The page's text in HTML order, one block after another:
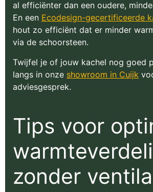
al efficiënter dan een oudere,
En een Ecodesign-gecertificeerde
hout zo efficiënt dat er minder
via de schoorsteen.
Twijfel je of jouw kachel nog goed
langs in onze showroom in Cuijk
adviesgesprek.
Tips voor
zonder